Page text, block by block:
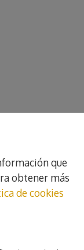
que
obtener más
de cookies